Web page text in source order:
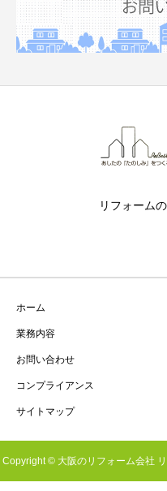
リフォーム
ホーム
業務内容
お問い合わせ
コンプライアンス
サイトマップ
Copyright © 大阪のリフォーム会社